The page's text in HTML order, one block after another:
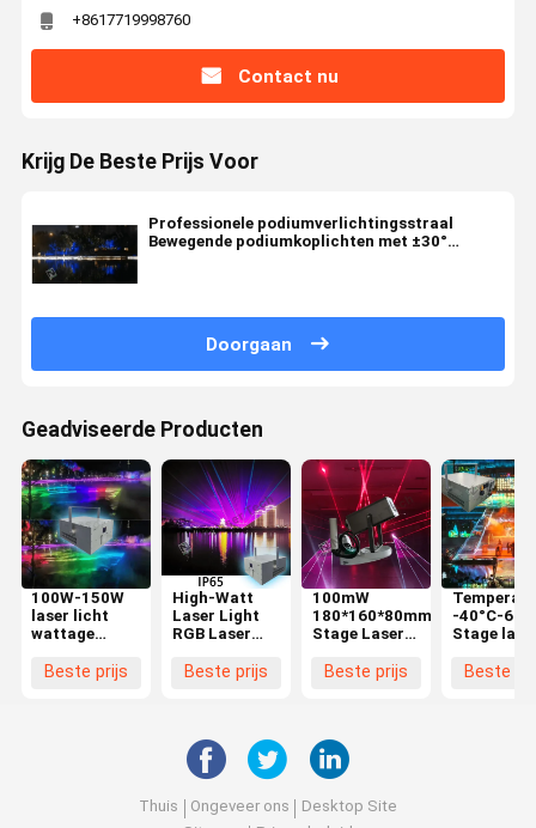
+8617719998760
Contact nu
Krijg De Beste Prijs Voor
Professionele podiumverlichtingsstraal
Bewegende podiumkoplichten met ±30°
Doorgaan
Geadviseerde Producten
100W-150W
laser licht
wattage
aanpasbaar
Beste prijs
High-Watt
Laser Light
RGB Laser
sportevenementen
effecten
Beste prijs
100mW
180*160*80mm
Stage Laser
ventilatorkoeling
Beste prijs
-40°C-
Stage
laser kleur
Beste
Thuis Ongeveer ons
Desktop Site